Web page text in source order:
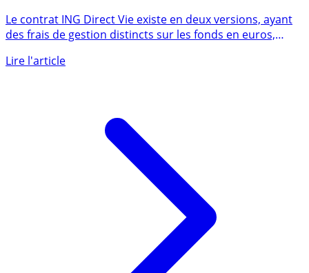
1.90%, selon les versions de contrats et les bonus de
rendements #Taux2021
des frais de gestion distincts sur les fonds en euros,